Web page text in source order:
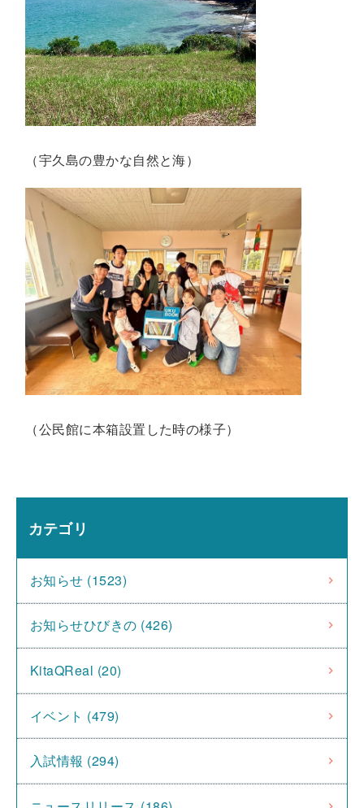
（宇久島の豊かな自然と海）
（公民館に本箱設置した時の様子）
カテゴリ
お知らせ (1523)
お知らせひびきの (426)
KitaQReal (20)
イベント (479)
入試情報 (294)